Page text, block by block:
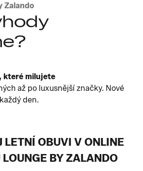
Zalando
které milujete
až po luxusnější značky. Nové
den.
LETNÍ OBUVI V ONLINE
LOUNGE BY ZALANDO